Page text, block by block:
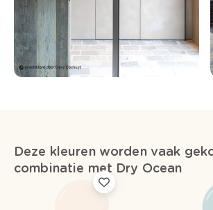
Deze kleuren worden vaak
combinatie met Dry Ocean